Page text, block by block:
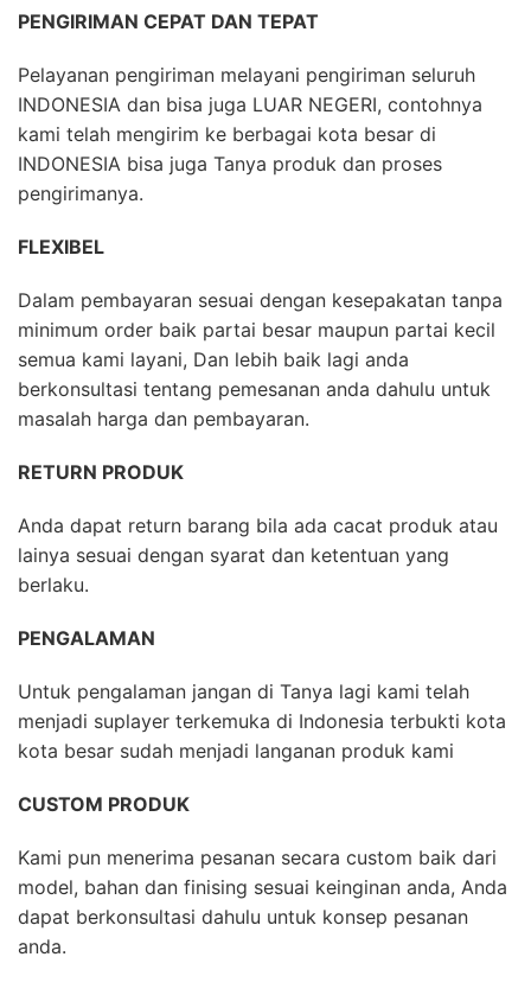
PENGIRIMAN CEPAT DAN TEPAT
Pelayanan pengiriman melayani pengiriman seluruh
INDONESIA dan bisa juga LUAR NEGERI, contohnya
kami telah mengirim ke berbagai kota besar di
INDONESIA bisa juga Tanya produk dan proses
pengirimanya.
FLEXIBEL
Dalam pembayaran sesuai dengan kesepakatan tanpa
minimum order baik partai besar maupun partai kecil
semua kami layani, Dan lebih baik lagi anda
berkonsultasi tentang pemesanan anda dahulu untuk
masalah harga dan pembayaran.
RETURN PRODUK
Anda dapat return barang bila ada cacat produk atau
lainya sesuai dengan syarat dan ketentuan yang
berlaku.
PENGALAMAN
Untuk pengalaman jangan di Tanya lagi kami telah
menjadi suplayer terkemuka di Indonesia terbukti kota
kota besar sudah menjadi langanan produk kami
CUSTOM PRODUK
Kami pun menerima pesanan secara custom baik dari
model, bahan dan finising sesuai keinginan anda, Anda
dapat berkonsultasi dahulu untuk konsep pesanan
anda.